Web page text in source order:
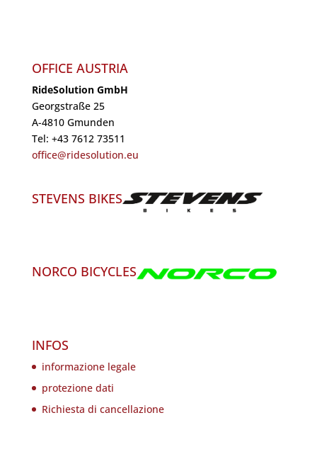
OFFICE AUSTRIA
RideSolution GmbH
Georgstraße 25
A-4810 Gmunden
Tel: +43 7612 73511
office@ridesolution.eu
STEVENS BIKES
NORCO BICYCLES
INFOS
informazione legale
protezione dati
Richiesta di cancellazione